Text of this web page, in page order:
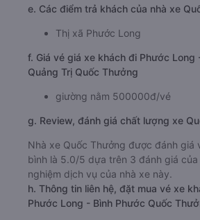
e. Các điểm trả khách của nhà xe
Thị xã Phước Long
f. Giá vé giá xe khách đi Phước Long
Quảng Trị Quốc Thưởng
giường nằm 500000đ/vé
g. Review, đánh giá chất lượng xe
Nhà xe Quốc Thưởng được đánh giá
bình là 5.0/5 dựa trên 3 đánh giá
nghiệm dịch vụ của nhà xe này.
h. Thông tin liên hệ, đặt mua vé xe
Phước Long - Bình Phước Quốc